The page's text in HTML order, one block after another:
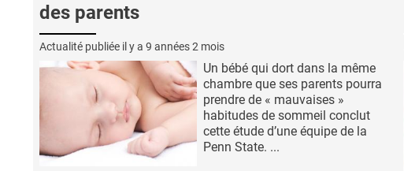
des parents
Actualité publiée il y a 9 années 2 mois
Un bébé qui dort dans la même
chambre que ses parents pourra
prendre de « mauvaises »
habitudes de sommeil conclut
cette étude d’une équipe de la
Penn State. ...